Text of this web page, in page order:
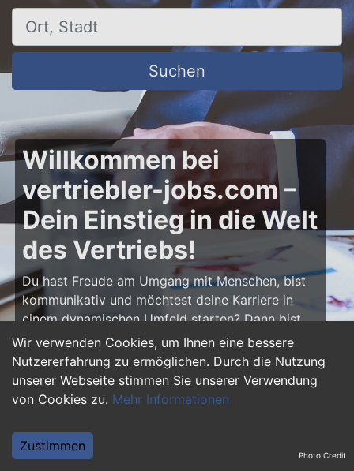
Wir verwenden Cookies, um Ihnen eine bessere
Nutzererfahrung zu ermöglichen. Durch die Nutzung
unserer Webseite stimmen Sie unserer Verwendung
von Cookies zu. Mehr Informationen
Zustimmen
Ort, Stadt
Suchen
Willkommen bei
vertriebler-jobs.com –
Dein Einstieg in die Welt
des Vertriebs!
Du hast Freude am Umgang mit Menschen, bist
kommunikativ und möchtest deine Karriere in
einem dynamischen Umfeld starten? Dann bist
du aufvertriebler-jobs.comgenau richtig! Hier
findest du zahlreiche Ausbildungsplätze und
Einstiegsjobs im Vertrieb – von klassischen
Vertriebspositionen über Außendienst bis hin zu
Vertriebler und entwickle deine Talente!
Photo Credit